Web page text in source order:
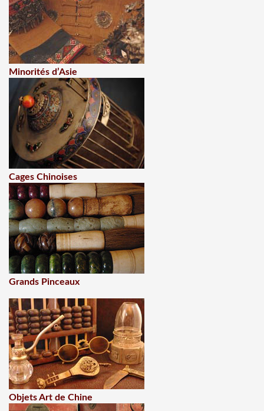
Minorités d’Asie
Cages Chinoises
Grands Pinceaux
Objets Art de Chine